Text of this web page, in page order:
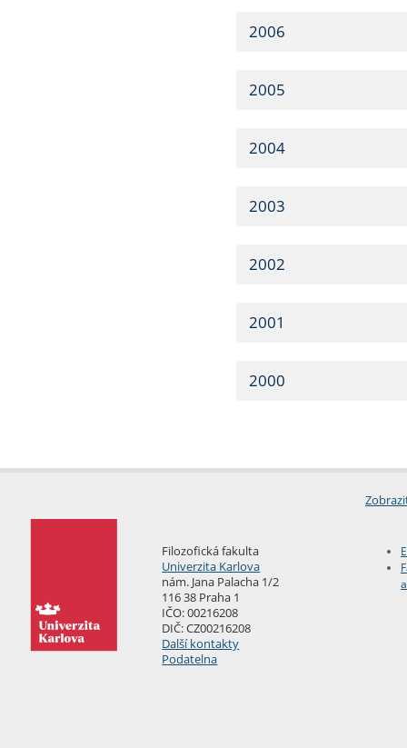
2006
2005
2004
2003
2002
2001
2000
Filozofická fakulta
Univerzita Karlova
nám. Jana Palacha 1/2
116 38 Praha 1
IČO: 00216208
DIČ: CZ00216208
Další kontakty
Podatelna